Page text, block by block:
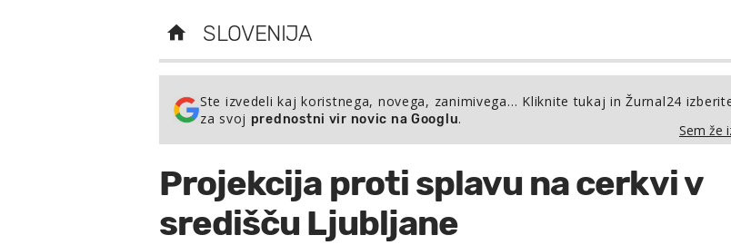
SLOVENIJA
Ste izvedeli kaj koristnega, novega, zanimivega… Kliknite tukaj in Žurnal24
za svoj prednostni vir novic na Googlu.
Sem že
Projekcija proti splavu na cerkvi v
središču Ljubljane